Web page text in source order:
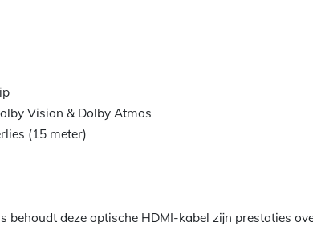
Vision & Dolby Atmos
(15 meter)
deze optische HDMI-kabel zijn prestaties